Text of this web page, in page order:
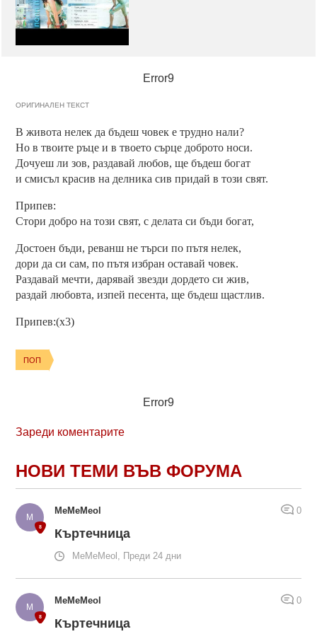
Error9
ОРИГИНАЛЕН ТЕКСТ
В живота нелек да бъдеш човек е трудно нали?
Но в твоите ръце и в твоето сърце доброто носи.
Дочуеш ли зов, раздавай любов, ще бъдеш богат
и смисъл красив на делника сив придай в този свят.
Припев:
Стори добро на този свят, с делата си бъди богат,
Достоен бъди, реванш не търси по пътя нелек,
дори да си сам, по пътя избран оставай човек.
Раздавай мечти, дарявай звезди дордето си жив,
раздай любовта, изпей песента, ще бъдеш щастлив.
Припев:(x3)
ПОП
Error9
Зареди коментарите
НОВИ ТЕМИ ВЪВ ФОРУМА
MeMeMeol 0
Къртечница
MeMeMeol, Преди 24 дни
MeMeMeol 0
Къртечница